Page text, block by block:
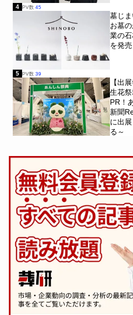
4 PV数 45
墓じ
お墓
業の
を発
5 PV数 39
【出
生花
PR！
新聞
に出
る～